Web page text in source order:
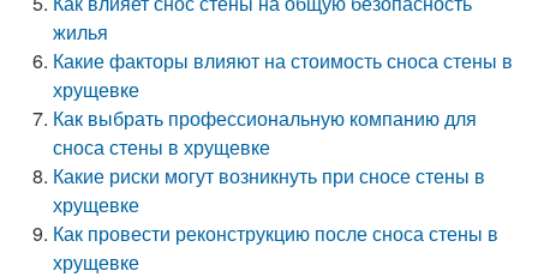
жилья
Какие факторы влияют на стоимость сноса стены в
хрущевке
Как выбрать профессиональную компанию для
сноса стены в хрущевке
Какие риски могут возникнуть при сносе стены в
хрущевке
Как провести реконструкцию после сноса стены в
хрущевке